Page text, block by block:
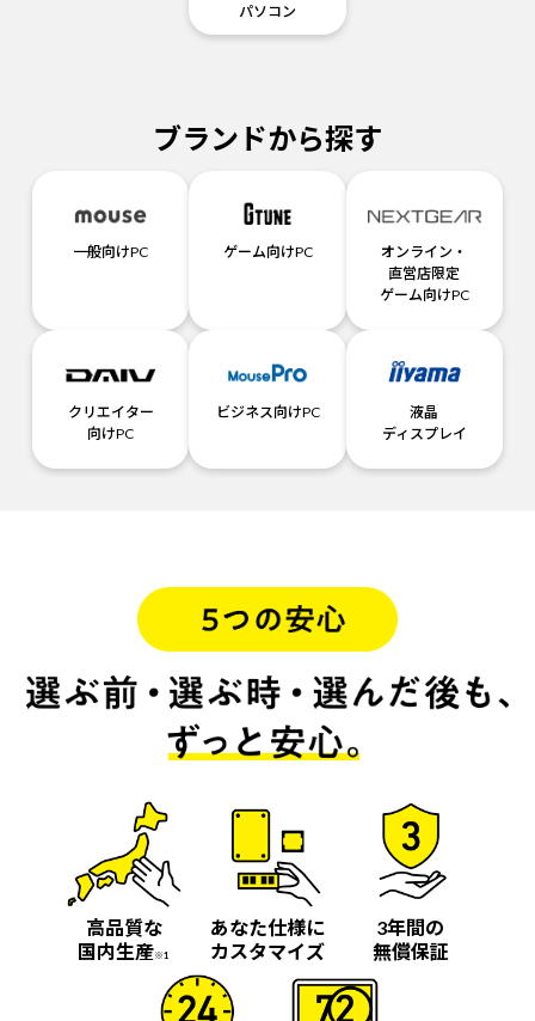
パソコン
ブランドから探す
一般向けPC ゲーム向けPC
オンライン・
直営店限定
ゲーム向けPC
クリエイター
向けPC
ビジネス向けPC
液晶
ディスプレイ
高品質な
国内生産※1
あなた仕様に
カスタマイズ
3年間の
無償保証